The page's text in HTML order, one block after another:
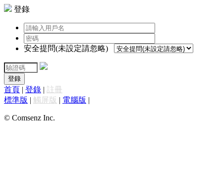
登錄
安全提問(未設定請忽略)
登錄
首頁 | 登錄 | 註冊
標準版 | 觸屏版 | 電腦版 |
© Comsenz Inc.